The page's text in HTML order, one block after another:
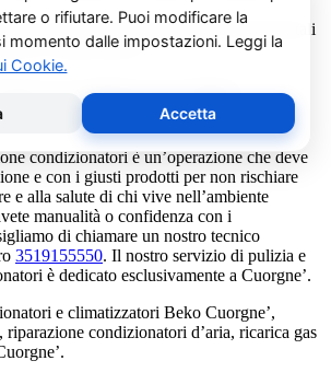
sono quindi essere gli obiettivi fondamentali
condizionatori.
Condizionatori Beko
condizionatori è un’operazione che deve
e con i giusti prodotti per non rischiare
e alla salute di chi vive nell’ambiente
manualità o confidenza con i
di chiamare un nostro tecnico
3519155550. Il nostro servizio di pulizia e
è dedicato esclusivamente a Cuorgne’.
e climatizzatori Beko Cuorgne’,
condizionatori d’aria, ricarica gas